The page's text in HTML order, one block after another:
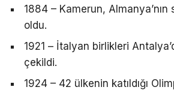
1884 – Kamerun, Almanya’nın
oldu.
1921 – İtalyan birlikleri
çekildi.
1924 – 42 ülkenin katıldığı